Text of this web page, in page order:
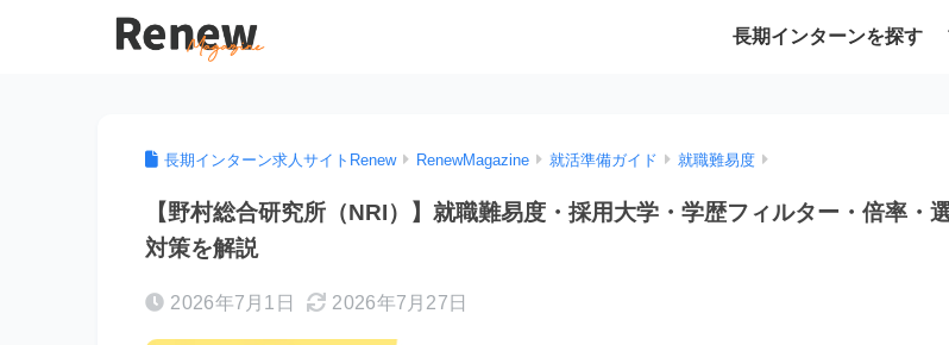
長期インターンを探す
長期インターン求人サイトRenew RenewMagazine 就活準備ガイド 就職難易度
【野村総合研究所（NRI）】就職難易度・採用大学・学歴フィルター・倍率・
対策を解説
2026年7月1日 2026年7月27日